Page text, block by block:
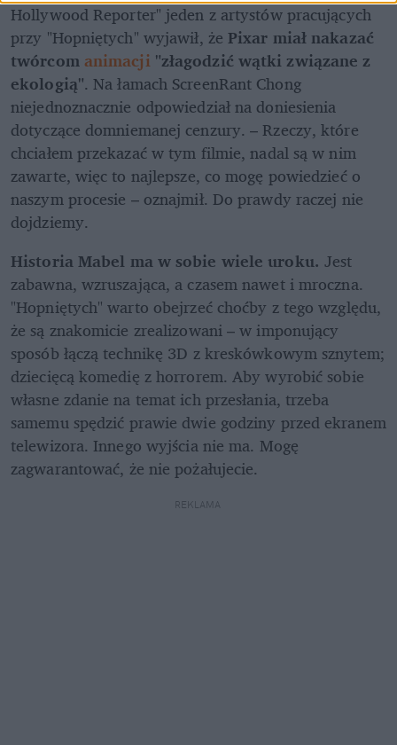
Hollywood Reporter" jeden z artystów pracujących
przy "Hopniętych" wyjawił, że Pixar miał nakazać
twórcom animacji "złagodzić wątki związane z
ekologią". Na łamach ScreenRant Chong
niejednoznacznie odpowiedział na doniesienia
dotyczące domniemanej cenzury. – Rzeczy, które
chciałem przekazać w tym filmie, nadal są w nim
zawarte, więc to najlepsze, co mogę powiedzieć o
naszym procesie – oznajmił. Do prawdy raczej nie
dojdziemy.
Historia Mabel ma w sobie wiele uroku. Jest
zabawna, wzruszająca, a czasem nawet i mroczna.
"Hopniętych" warto obejrzeć choćby z tego względu,
że są znakomicie zrealizowani – w imponujący
sposób łączą technikę 3D z kreskówkowym sznytem;
dziecięcą komedię z horrorem. Aby wyrobić sobie
własne zdanie na temat ich przesłania, trzeba
samemu spędzić prawie dwie godziny przed ekranem
telewizora. Innego wyjścia nie ma. Mogę
zagwarantować, że nie pożałujecie.
REKLAMA